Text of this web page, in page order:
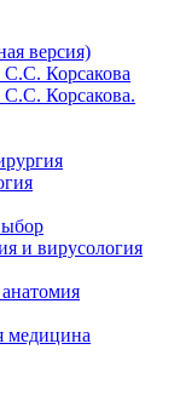
версия)
Корсакова
Корсакова.
и вирусология
медицина